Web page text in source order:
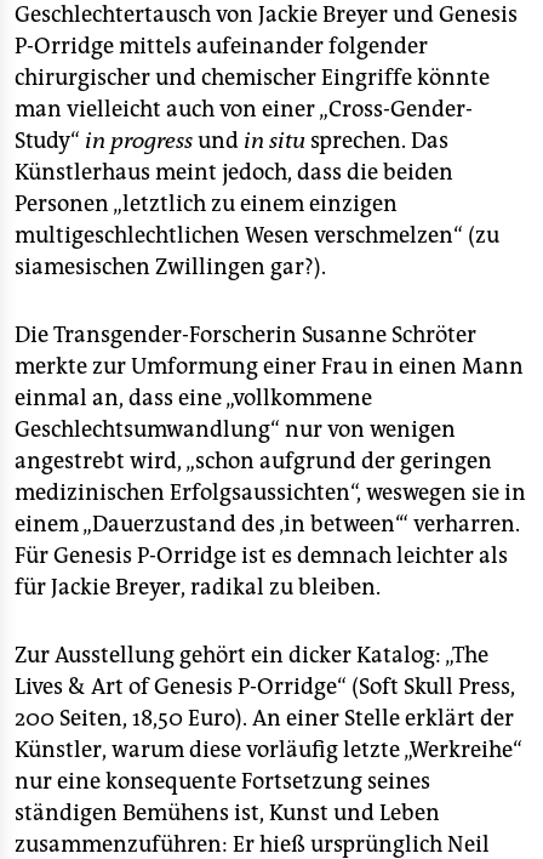
Geschlechtertausch von Jackie Breyer und Genesis
P-Orridge mittels aufeinander folgender
chirurgischer und chemischer Eingriffe könnte
man vielleicht auch von einer „Cross-Gender-
Study“ in progressund in situ sprechen. Das
Künstlerhaus meint jedoch, dass die beiden
Personen „letztlich zu einem einzigen
multigeschlechtlichen Wesen verschmelzen“ (zu
siamesischen Zwillingen gar?).
Die Transgender-Forscherin Susanne Schröter
merkte zur Umformung einer Frau in einen Mann
einmal an, dass eine „vollkommene
Geschlechtsumwandlung“ nur von wenigen
angestrebt wird, „schon aufgrund der geringen
medizinischen Erfolgsaussichten“, weswegen sie in
einem „Dauerzustand des ‚in between‘“ verharren.
Für Genesis P-Orridge ist es demnach leichter als
für Jackie Breyer, radikal zu bleiben.
Zur Ausstellung gehört ein dicker Katalog: „The
Lives & Art of Genesis P-Orridge“ (Soft Skull Press,
200 Seiten, 18,50 Euro). An einer Stelle erklärt der
Künstler, warum diese vorläufig letzte „Werkreihe“
nur eine konsequente Fortsetzung seines
ständigen Bemühens ist, Kunst und Leben
zusammenzuführen: Er hieß ursprünglich Neil